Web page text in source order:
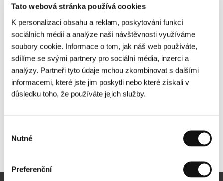
Tato webová stránka používá cookies
K personalizaci obsahu a reklam, poskytování funkcí
sociálních médií a analýze naší návštěvnosti využíváme
soubory cookie. Informace o tom, jak náš web používáte,
sdílíme se svými partnery pro sociální média, inzerci a
analýzy. Partneři tyto údaje mohou zkombinovat s dalšími
informacemi, které jste jim poskytli nebo které získali v
důsledku toho, že používáte jejich služby.
souhlasu
Nutné
Preferenční